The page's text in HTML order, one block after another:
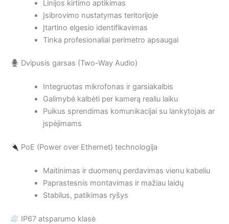
Linijos kirtimo aptikimas
Įsibrovimo nustatymas teritorijoje
Įtartino elgesio identifikavimas
Tinka profesionaliai perimetro apsaugai
Dvipusis garsas (Two-Way Audio)
Integruotas mikrofonas ir garsiakalbis
Galimybė kalbėti per kamerą realiu laiku
Puikus sprendimas komunikacijai su lankytojais ar
įspėjimams
PoE (Power over Ethernet) technologija
Maitinimas ir duomenų perdavimas vienu kabeliu
Paprastesnis montavimas ir mažiau laidų
Stabilus, patikimas ryšys
IP67 atsparumo klasė